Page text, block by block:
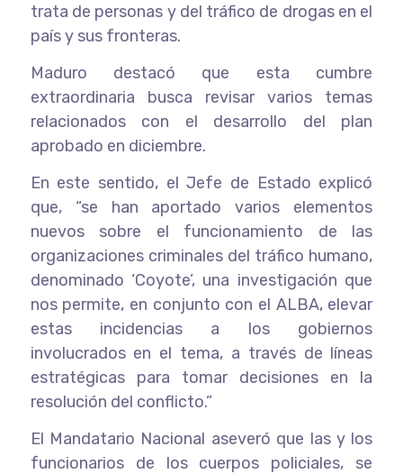
trata de personas y del tráfico de drogas en el
país y sus fronteras.
Maduro destacó que esta cumbre
extraordinaria busca revisar varios temas
relacionados con el desarrollo del plan
aprobado en diciembre.
En este sentido, el Jefe de Estado explicó
que, “se han aportado varios elementos
nuevos sobre el funcionamiento de las
organizaciones criminales del tráfico humano,
denominado ‘Coyote’, una investigación que
nos permite, en conjunto con el ALBA, elevar
estas incidencias a los gobiernos
involucrados en el tema, a través de líneas
estratégicas para tomar decisiones en la
resolución del conflicto.”
El Mandatario Nacional aseveró que las y los
funcionarios de los cuerpos policiales, se